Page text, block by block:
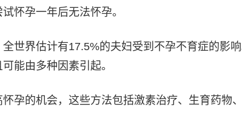
怀孕一年后无法怀孕。
世界估计有17.5%的夫妇受到不孕不育症的影
能由多种因素引起。
孕的机会，这些方法包括激素治疗、生育药物